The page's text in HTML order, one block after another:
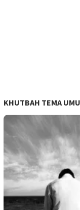
KHUTBAH TEMA